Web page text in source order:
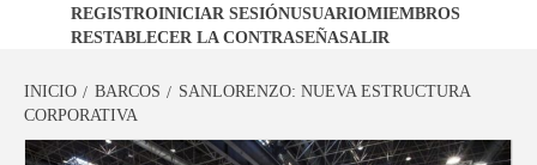
REGISTROINICIAR SESIÓNUSUARIOMIEMBROS
RESTABLECER LA CONTRASEÑASALIR
INICIO BARCOS
SANLORENZO: NUEVA ESTRUCTURA
CORPORATIVA